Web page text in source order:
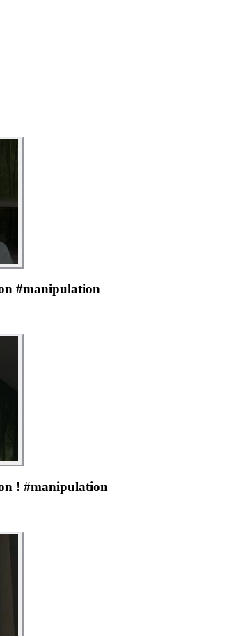
#manipulation
! #manipulation